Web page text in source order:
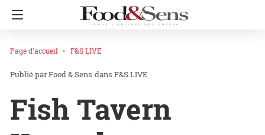
Page d'accueil F&S LIVE
Food & Sens dans F&S LIVE
Fish Tavern